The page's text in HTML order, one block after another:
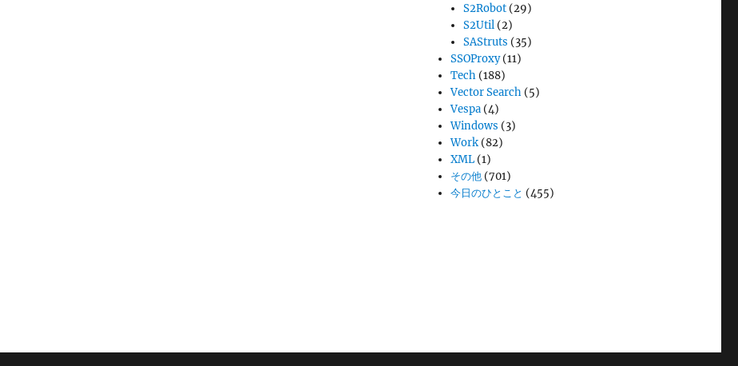
S2Robot (29)
S2Util (2)
SAStruts (35)
SSOProxy(11)
Tech (188)
Vector Search (5)
Vespa (4)
Windows (3)
Work (82)
XML (1)
その他 (701)
今日のひとこと (455)